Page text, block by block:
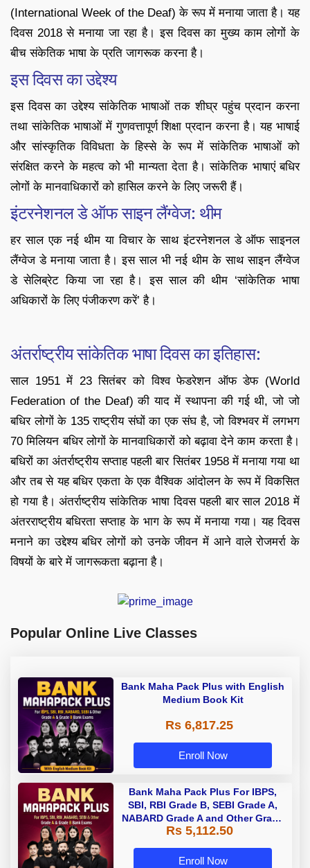
(International Week of the Deaf) के रूप में मनाया जाता है। यह
दिवस 2018 से मनाया जा रहा है। इस दिवस का मुख्य काम लोगों के
बीच संकेतिक भाषा के प्रति जागरूक करना है।
इस दिवस का उद्देश्य
इस दिवस का उद्देश्य सांकेतिक भाषाओं तक शीघ्र पहुंच प्रदान करना
तथा सांकेतिक भाषाओं में गुणवत्तापूर्ण शिक्षा प्रदान करना है। यह भाषाई
और सांस्कृतिक विविधता के हिस्से के रूप में सांकेतिक भाषाओं को
संरक्षित करने के महत्व को भी मान्यता देता है। सांकेतिक भाषाएं बधिर
लोगों के मानवाधिकारों को हासिल करने के लिए जरूरी हैं।
इंटरनेशनल डे ऑफ साइन लैंग्वेज: थीम
हर साल एक नई थीम या विचार के साथ इंटरनेशनल डे ऑफ साइनल
लैंग्वेज डे मनाया जाता है। इस साल भी नई थीम के साथ साइन लैंग्वेज
डे सेलिब्रेट किया जा रहा है। इस साल की थीम ‘सांकेतिक भाषा
अधिकारों के लिए पंजीकरण करें’ है।
अंतर्राष्ट्रीय सांकेतिक भाषा दिवस का इतिहास:
साल 1951 में 23 सितंबर को विश्व फेडरेशन ऑफ डेफ (World
Federation of the Deaf) की याद में स्थापना की गई थी, जो जो
बधिर लोगों के 135 राष्ट्रीय संघों का एक संघ है, जो विश्भवर में लगभग
70 मिलियन बधिर लोगों के मानवाधिकारों को बढ़ावा देने काम करता है।
बधिरों का अंतर्राष्ट्रीय सप्ताह पहली बार सितंबर 1958 में मनाया गया था
और तब से यह बधिर एकता के एक वैश्विक आंदोलन के रूप में विकसित
हो गया है। अंतर्राष्ट्रीय सांकेतिक भाषा दिवस पहली बार साल 2018 में
अंतरराष्ट्रीय बधिरता सप्ताह के भाग के रूप में मनाया गया। यह दिवस
मनाने का उद्देश्य बधिर लोगों को उनके जीवन में आने वाले रोजमर्रा के
विषयों के बारे में जागरूकता बढ़ाना है।
Popular Online Live Classes
Bank Maha Pack Plus with English
Medium Book Kit
Rs 6,817.25
Enroll Now
Bank Maha Pack Plus For IBPS,
SBI, RBI Grade B, SEBI Grade A,
NABARD Grade A and Other Grade
A & Grade B Bank Exams
Rs 5,112.50
Enroll Now